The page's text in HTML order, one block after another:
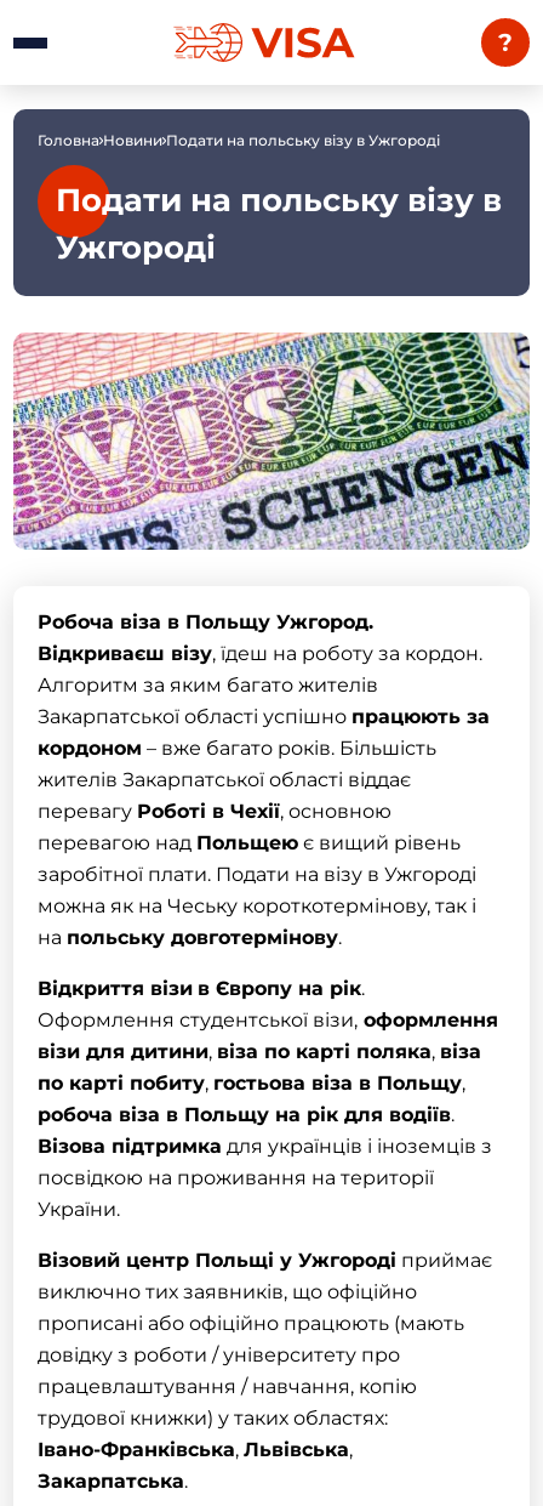
?
Головна Новини Подати на польську візу в Ужгороді
Подати на польську візу в
Ужгороді
Робоча віза в Польщу Ужгород.
Відкриваєш візу, їдеш на роботу за кордон.
Алгоритм за яким багато жителів
Закарпатської області успішно працюють за
кордоном – вже багато років. Більшість
жителів Закарпатської області віддає
перевагу Роботі в Чехії, основною
перевагою над Польщею є вищий рівень
заробітної плати. Подати на візу вУжгороді
можна як на Чеську короткотермінову, так і
на польську довготермінову.
Відкриття візи в Європу на рік.
Оформлення студентської візи, оформлення
візи для дитини, віза по карті поляка, віза
по карті побиту, гостьова віза в Польщу,
робоча віза в Польщу на рік для водіїв.
Візова підтримка для українців і іноземців з
посвідкою на проживання на території
України.
Візовий центр Польщі уУжгороді приймає
виключно тих заявників, що офіційно
прописані або офіційно працюють (мають
довідку з роботи / університету про
працевлаштування / навчання, копію
трудової книжки) у таких областях:
Івано-Франківська,Львівська,
Закарпатська.